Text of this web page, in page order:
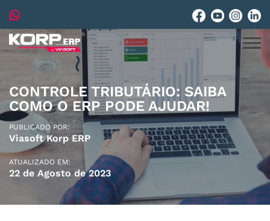
CONTROLE TRIBUTÁRIO: SAIBA
COMO O ERP PODE AJUDAR!
PUBLICADO POR:
Viasoft Korp ERP
ATUALIZADO EM:
22 de Agosto de 2023